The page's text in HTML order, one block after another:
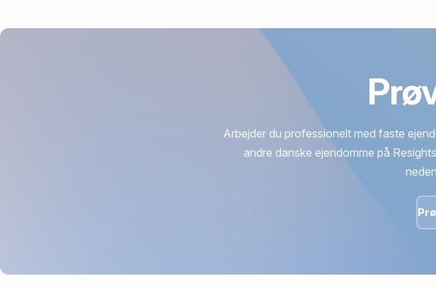
Arbejder du professionelt med faste
andre danske ejendomme på